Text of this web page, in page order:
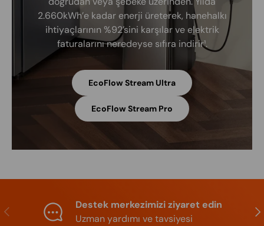
2.660kWh’e kadar enerji üreterek, hanehalkı
ihtiyaçlarının %92’sini karşılar ve elektrik
faturalarını neredeyse sıfıra indirir¹.
EcoFlow Stream Ultra
EcoFlow Stream Pro
Previous
Destek merkezimizi ziyaret edin
Uzman yardımı ve tavsiyesi